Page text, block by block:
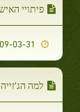
פיתויי
למה